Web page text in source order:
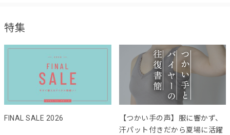
特集
FINAL SALE 2026
【つかい手の声】服に響かず、
汗パット付きだから夏場に活躍